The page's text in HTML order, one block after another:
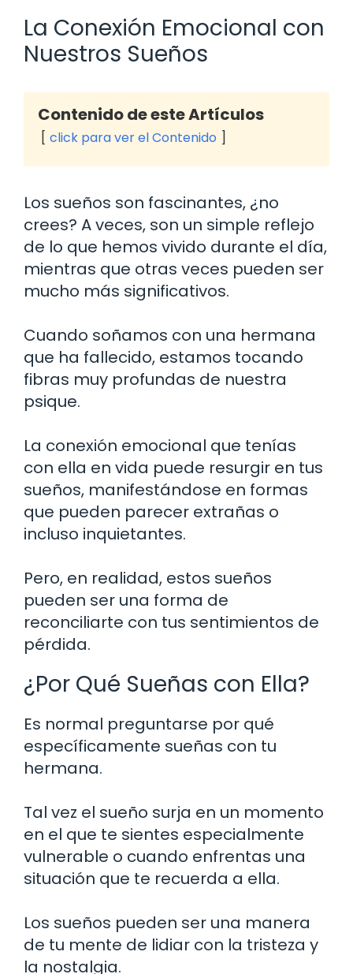
La Conexión Emocional con
Nuestros Sueños
Contenido de este Artículos
click para ver el Contenido
Los sueños son fascinantes, ¿no
crees? A veces, son un simple reflejo
de lo que hemos vivido durante el día,
mientras que otras veces pueden ser
mucho más significativos.
Cuando soñamos con una hermana
que ha fallecido, estamos tocando
fibras muy profundas de nuestra
psique.
La conexión emocional que tenías
con ella en vida puede resurgir en tus
sueños, manifestándose en formas
que pueden parecer extrañas o
incluso inquietantes.
Pero, en realidad, estos sueños
pueden ser una forma de
reconciliarte con tus sentimientos de
pérdida.
¿Por Qué Sueñas con Ella?
Es normal preguntarse por qué
específicamente sueñas con tu
hermana.
Tal vez el sueño surja en un momento
en el que te sientes especialmente
vulnerable o cuando enfrentas una
situación que te recuerda a ella.
Los sueños pueden ser una manera
de tu mente de lidiar con la tristeza y
la nostalgia.